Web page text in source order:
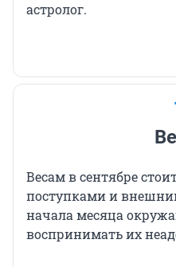
астролог.
Весам в сентябре
поступками и
начала месяца
воспринимать их